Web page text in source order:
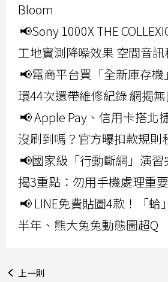
Bloom
📢Sony 1000X THE
工地實測降噪效果 空間音
📢電商平台買「全新庫存
環44次還帶維修紀錄 網揭
📢 Apple Pay、信用卡搭北
沒刷到嗎？官方曝扣款規則
📢國家級「行動斷網」演習
揭3重點：勿用手機處理重
📢 LINE免費貼圖4款！「蛤
半年、熊大兔兔動態圖超Q
上一則